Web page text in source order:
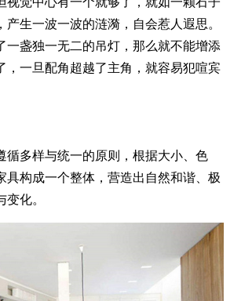
产生一波一波的涟漪，自会惹人遐思。
一盏独一无二的吊灯，那么就不能增添
，一旦配角超越了主角，就容易犯喧宾
多样与统一的原则，根据大小、色
具构成一个整体，营造出自然和谐、极
化。